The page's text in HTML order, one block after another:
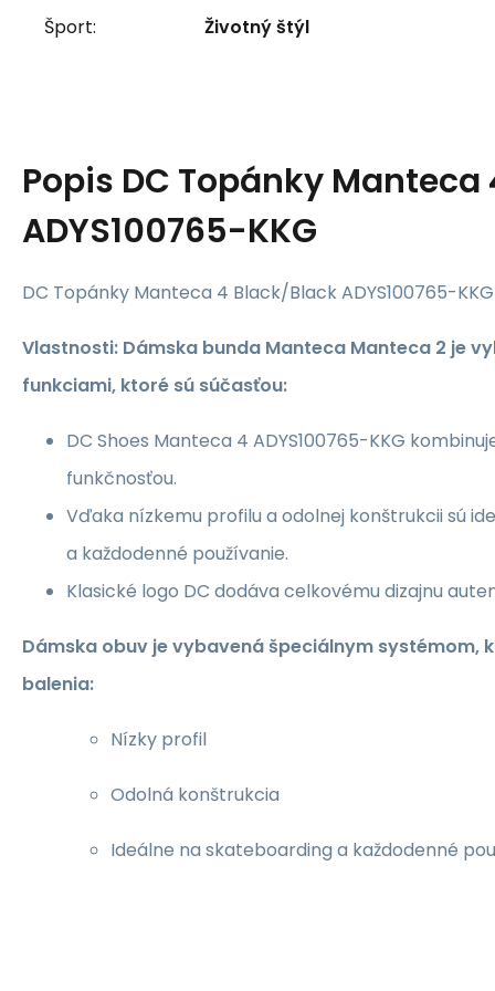
Šport: Životný štýl
Popis DC Topánky Manteca
ADYS100765-KKG
DC Topánky Manteca 4 Black/Black ADYS100765-KKG
Vlastnosti: Dámska bunda Manteca Manteca 2 je
funkciami, ktoré sú súčasťou:
DC Shoes Manteca 4 ADYS100765-KKG
funkčnosťou.
Vďaka nízkemu profilu a odolnej konštrukcii sú
a každodenné používanie.
Klasické logo DC dodáva celkovému dizajnu
Dámska obuv je vybavená špeciálnym systémom,
balenia:
Nízky profil
Odolná konštrukcia
Ideálne na skateboarding a každodenné